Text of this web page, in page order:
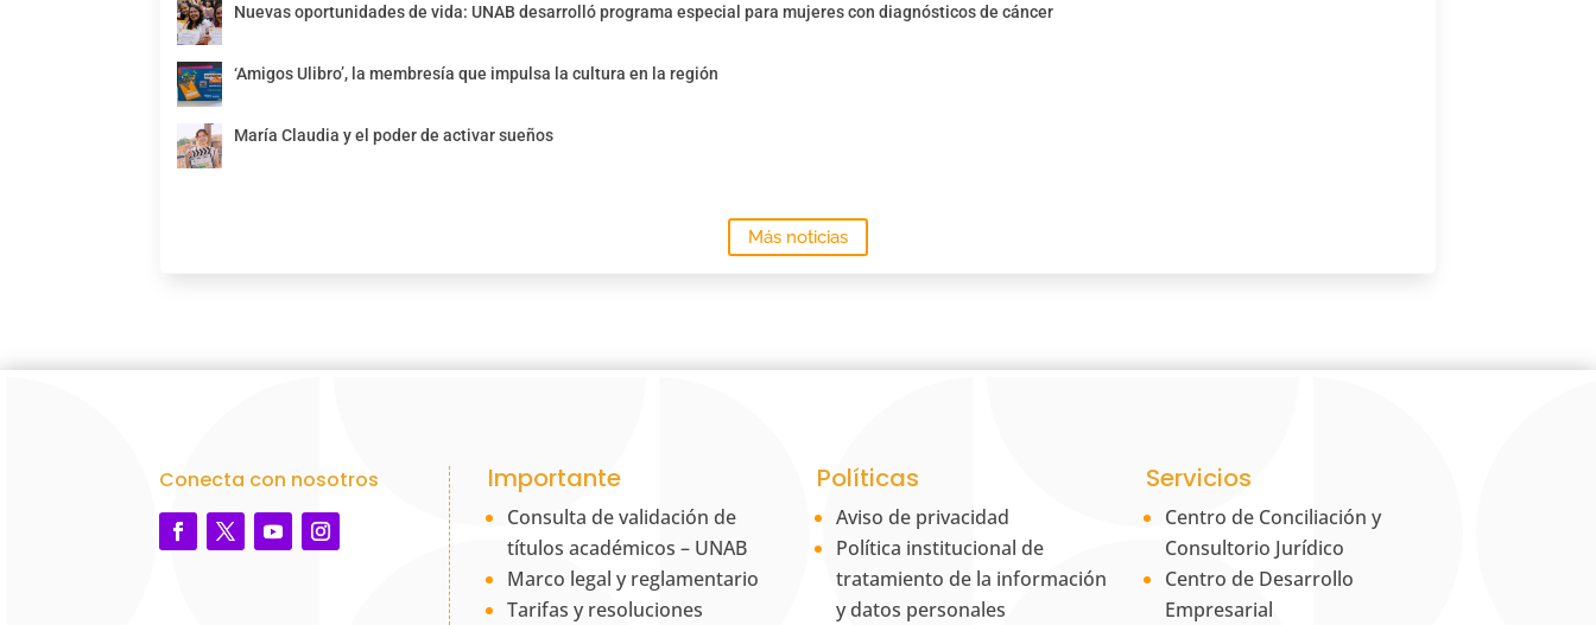
Nuevas oportunidades de vida: UNAB desarrolló programa especial para mujeres con diagnósticos de cáncer
‘Amigos Ulibro’, la membresía que impulsa la cultura en la región
María Claudia y el poder de activar sueños
Más noticias
Conecta con nosotros Importante
Consulta de validación de
títulos académicos – UNAB
Marco legal y reglamentario
Tarifas y resoluciones
Políticas
Aviso de privacidad
Política institucional de
tratamiento de la información
y datos personales
Servicios
Centro de Conciliación y
Consultorio Jurídico
Centro de Desarrollo
Empresarial